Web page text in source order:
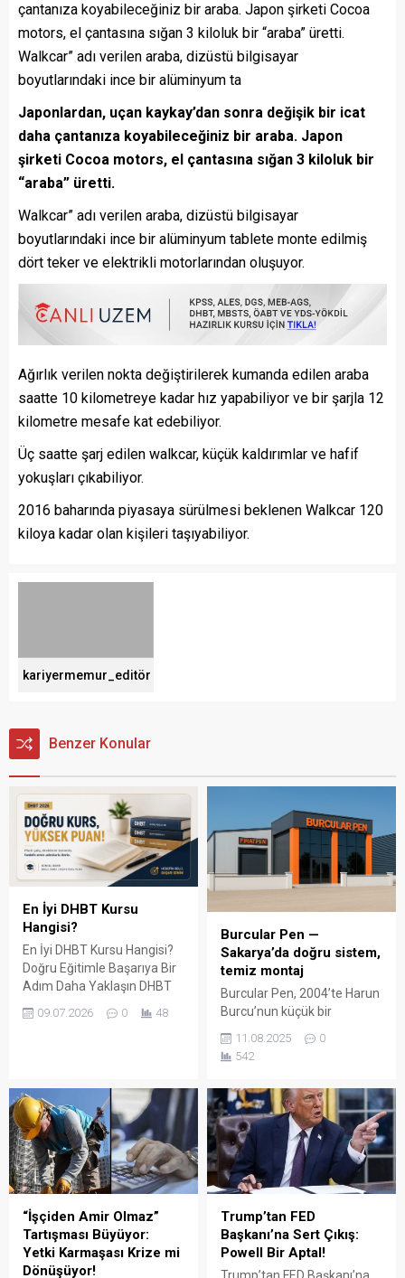
çantanıza koyabileceğiniz bir araba. Japon şirketi Cocoa
motors, el çantasına sığan 3 kiloluk bir “araba” üretti.
Walkcar” adı verilen araba, dizüstü bilgisayar
boyutlarındaki ince bir alüminyum ta
Japonlardan, uçan kaykay’dan sonra değişik bir icat
daha çantanıza koyabileceğiniz bir araba. Japon
şirketi Cocoa motors, el çantasına sığan 3 kiloluk bir
“araba” üretti.
Walkcar” adı verilen araba, dizüstü bilgisayar
boyutlarındaki ince bir alüminyum tablete monte edilmiş
dört teker ve elektrikli motorlarından oluşuyor.
Ağırlık verilen nokta değiştirilerek kumanda edilen araba
saatte 10 kilometreye kadar hız yapabiliyor ve bir şarjla 12
kilometre mesafe kat edebiliyor.
Üç saatte şarj edilen walkcar, küçük kaldırımlar ve hafif
yokuşları çıkabiliyor.
2016 baharında piyasaya sürülmesi beklenen Walkcar 120
kiloya kadar olan kişileri taşıyabiliyor.
kariyermemur_editör
Benzer Konular
En İyi DHBT Kursu
Hangisi?
En İyi DHBT Kursu Hangisi?
Doğru Eğitimle Başarıya Bir
Adım Daha Yaklaşın DHBT
(Din Hizmetleri Alan Bilgisi
Testi), Diyanet İşleri
Her yıl binlerce aday bu
sınavda yüksek puan
alabilmek için farklı eğitim
kaynaklarına yöneliyor.
Ancak en sık sorulan
sorulardan...
09.07.2026 0 48
Burcular Pen —
Sakarya’da doğru sistem,
temiz montaj
Burcular Pen, 2004’te Harun
Burcu’nun küçük bir
atölyede attığı adımla
başladı; bugün Serdivan’daki
147 m² showroomu ve 750
Sakarya ve çevre ilçelerde
PVC doğrama, cam balkon,
kış bahçesi, panjur ve
küpeşte çözümlerini tek çatı
altında sunuyor. Fıratpen
kurumsal bayiliği ile çalışıyor
olmamız; profil kalitesi,
aksesuar standardı...
11.08.2025
0
542
“İşçiden Amir Olmaz”
Tartışması Büyüyor:
Yetki Karmaşası Krize mi
Dönüşüyor!
Trump’tan FED
Başkanı’na Sert Çıkış:
Powell Bir Aptal!
Trump’tan FED Başkanı’na